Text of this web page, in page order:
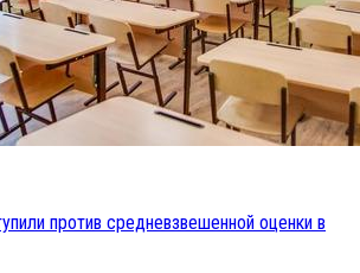
против средневзвешенной оценки в